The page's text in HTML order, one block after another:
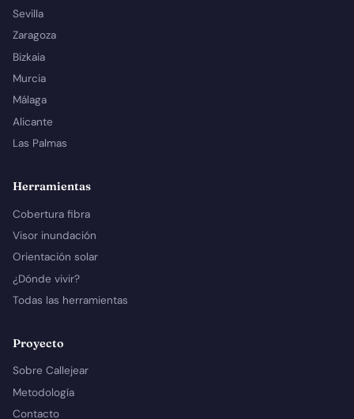
Sevilla
Zaragoza
Bizkaia
Murcia
Málaga
Alicante
Las Palmas
Herramientas
Cobertura fibra
Visor inundación
Orientación solar
¿Dónde vivir?
Todas las herramientas
Proyecto
Sobre Callejear
Metodología
Contacto